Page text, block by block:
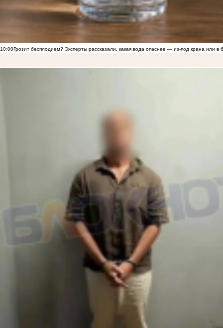
10:00Грозит бесплодием? Эксперты рассказали, какая вода опаснее — из-под крана или в